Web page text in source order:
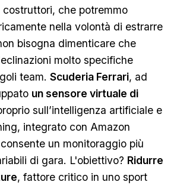
che potremmo
nella volontà di estrarre
bisogna dimenticare che
molto specifiche
team. Scuderia Ferrari, ad
un sensore virtuale di
sull’intelligenza artificiale e
integrato con Amazon
un monitoraggio più
di gara. L'obiettivo? Ridurre
, fattore critico in uno sport